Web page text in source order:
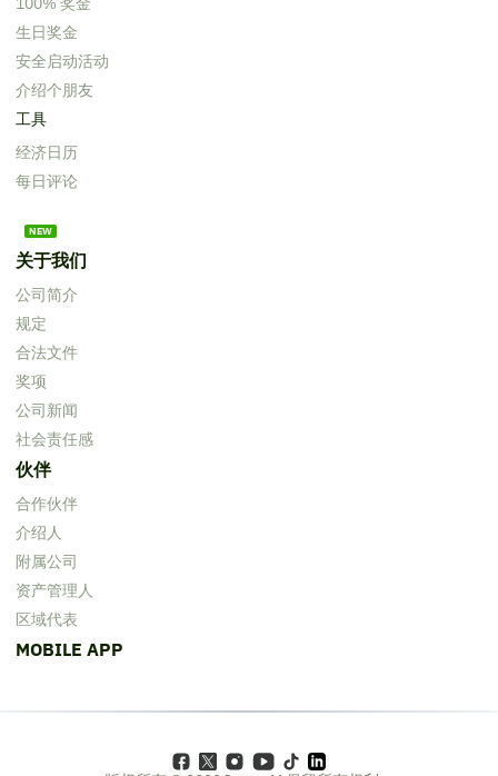
生日奖金
安全启动活动
介绍个朋友
工具
经济日历
每日评论
关于我们
公司简介
规定
合法文件
奖项
公司新闻
社会责任感
伙伴
合作伙伴
介绍人
附属公司
资产管理人
区域代表
MOBILE APP